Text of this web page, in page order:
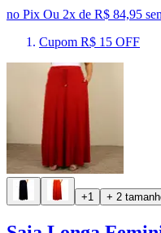
no Pix Ou 2x de R$ 84,95
Cupom R$ 15 OFF
+1 + 2